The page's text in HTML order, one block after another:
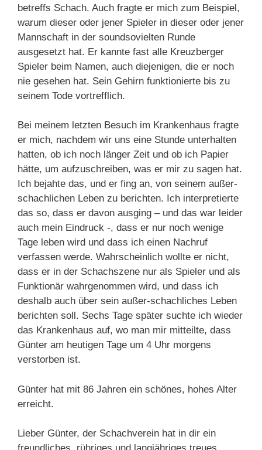
betreffs Schach. Auch fragte er mich zum Beispiel,
warum dieser oder jener Spieler in dieser oder jener
Mannschaft in der soundsovielten Runde
ausgesetzt hat. Er kannte fast alle Kreuzberger
Spieler beim Namen, auch diejenigen, die er noch
nie gesehen hat. Sein Gehirn funktionierte bis zu
seinem Tode vortrefflich.
Bei meinem letzten Besuch im Krankenhaus fragte
er mich, nachdem wir uns eine Stunde unterhalten
hatten, ob ich noch länger Zeit und ob ich Papier
hätte, um aufzuschreiben, was er mir zu sagen hat.
Ich bejahte das, und er fing an, von seinem außer-
schachlichen Leben zu berichten. Ich interpretierte
das so, dass er davon ausging – und das war leider
auch mein Eindruck -, dass er nur noch wenige
Tage leben wird und dass ich einen Nachruf
verfassen werde. Wahrscheinlich wollte er nicht,
dass er in der Schachszene nur als Spieler und als
Funktionär wahrgenommen wird, und dass ich
deshalb auch über sein außer-schachliches Leben
berichten soll. Sechs Tage später suchte ich wieder
das Krankenhaus auf, wo man mir mitteilte, dass
Günter am heutigen Tage um 4 Uhr morgens
verstorben ist.
Günter hat mit 86 Jahren ein schönes, hohes Alter
erreicht.
Lieber Günter, der Schachverein hat in dir ein